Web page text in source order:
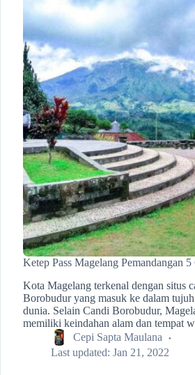
Ketep Pass Magelang Pemandangan
Kota Magelang terkenal dengan situs
Borobudur yang masuk ke dalam
dunia. Selain Candi Borobudur,
memiliki keindahan alam dan tempat
Cepi Sapta Maulana
Last updated: Jan 21, 2022